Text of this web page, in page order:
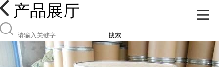
产品展厅
搜索